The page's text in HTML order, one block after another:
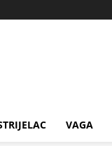
VAGA